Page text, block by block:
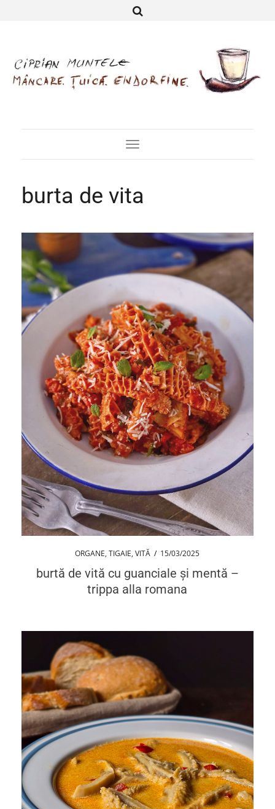
Toggle
Navigation
burta de vita
ORGANE,TIGAIE,VITĂ / 15/03/2025
burtă de vită cu guanciale și mentă –
trippa alla romana